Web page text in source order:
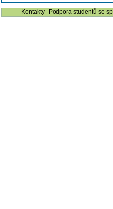
Kontakty
Podpora studentů se